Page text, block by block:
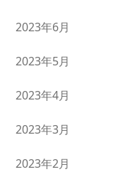
2023年6月
2023年5月
2023年4月
2023年3月
2023年2月